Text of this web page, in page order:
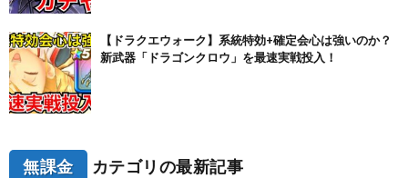
【ドラクエウォーク】系統特効+確定会心は強いのか？
新武器「ドラゴンクロウ」を最速実戦投入！
無課金 カテゴリの最新記事